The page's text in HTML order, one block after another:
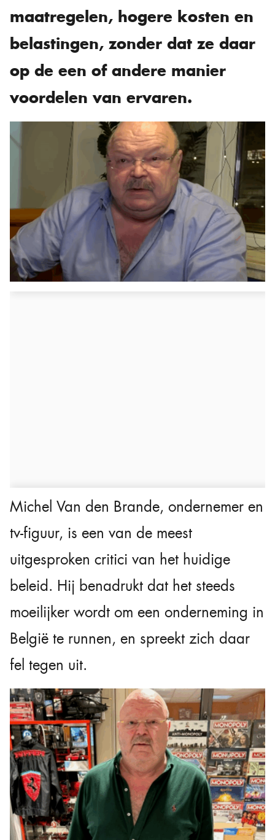
maatregelen, hogere kosten en
belastingen, zonder dat ze daar
op de een of andere manier
voordelen van ervaren.
Michel Van den Brande, ondernemer en
tv-figuur, is een van de meest
uitgesproken critici van het huidige
beleid. Hij benadrukt dat het steeds
moeilijker wordt om een onderneming in
België te runnen, en spreekt zich daar
fel tegen uit.